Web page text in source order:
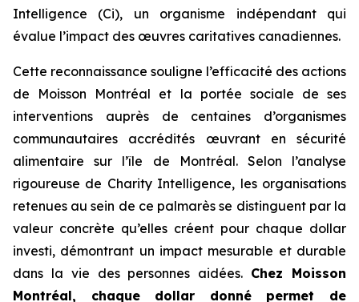
Intelligence (Ci), un organisme indépendant qui
évalue l’impact des œuvres caritatives canadiennes.
Cette reconnaissance souligne l’efficacité des actions
de Moisson Montréal et la portée sociale de ses
interventions auprès de centaines d’organismes
communautaires accrédités œuvrant en sécurité
alimentaire sur l’île de Montréal. Selon l’analyse
rigoureuse de Charity Intelligence, les organisations
retenues au sein de ce palmarès se distinguent par la
valeur concrète qu’elles créent pour chaque dollar
investi, démontrant un impact mesurable et durable
dans la vie des personnes aidées. Chez Moisson
Montréal, chaque dollar donné permet de